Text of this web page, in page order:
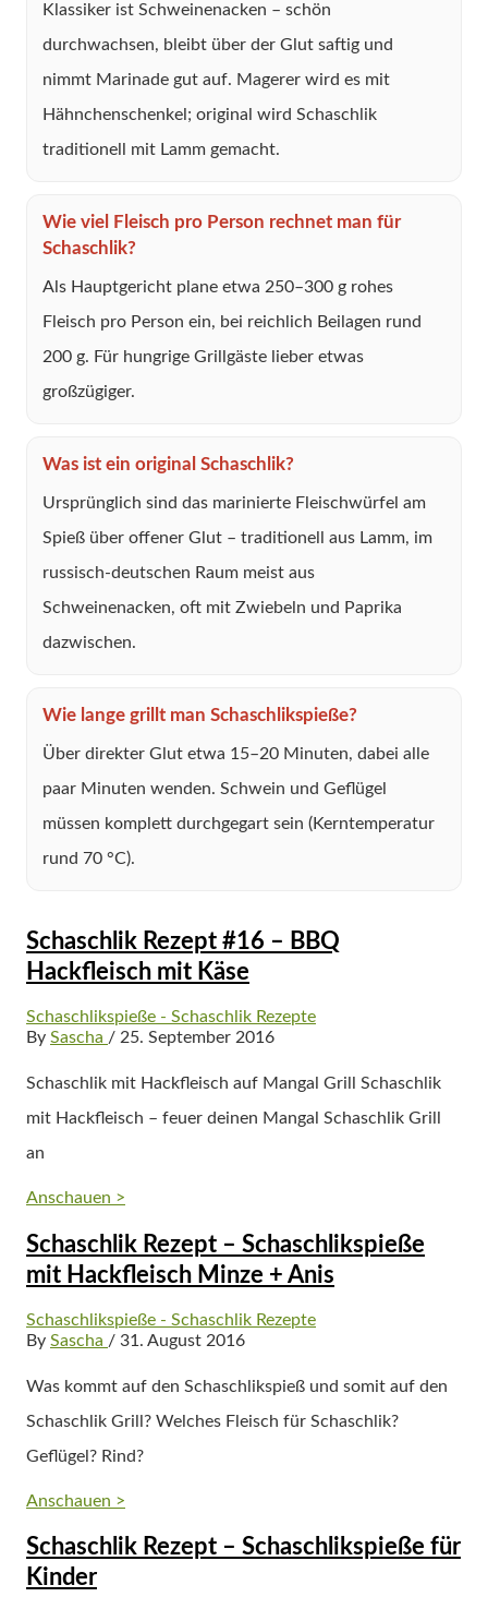
Klassiker ist Schweinenacken – schön
durchwachsen, bleibt über der Glut saftig und
nimmt Marinade gut auf. Magerer wird es mit
Hähnchenschenkel; original wird Schaschlik
traditionell mit Lamm gemacht.
Wie viel Fleisch pro Person rechnet man für
Schaschlik?
Als Hauptgericht plane etwa 250–300 g rohes
Fleisch pro Person ein, bei reichlich Beilagen rund
200 g. Für hungrige Grillgäste lieber etwas
großzügiger.
Was ist ein original Schaschlik?
Ursprünglich sind das marinierte Fleischwürfel am
Spieß über offener Glut – traditionell aus Lamm, im
russisch-deutschen Raum meist aus
Schweinenacken, oft mit Zwiebeln und Paprika
dazwischen.
Wie lange grillt man Schaschlikspieße?
Über direkter Glut etwa 15–20 Minuten, dabei alle
paar Minuten wenden. Schwein und Geflügel
müssen komplett durchgegart sein (Kerntemperatur
rund 70 °C).
Schaschlik Rezept #16 – BBQ
Hackfleisch mit Käse
Schaschlikspieße - Schaschlik Rezepte
By Sascha / 25. September 2016
Schaschlik mit Hackfleisch auf Mangal Grill Schaschlik
mit Hackfleisch – feuer deinen Mangal Schaschlik Grill
an
Anschauen >
Schaschlik Rezept – Schaschlikspieße
mit Hackfleisch Minze + Anis
Schaschlikspieße - Schaschlik Rezepte
By Sascha / 31. August 2016
Was kommt auf den Schaschlikspieß und somit auf den
Schaschlik Grill? Welches Fleisch für Schaschlik?
Geflügel? Rind?
Anschauen >
Schaschlik Rezept – Schaschlikspieße für
Kinder